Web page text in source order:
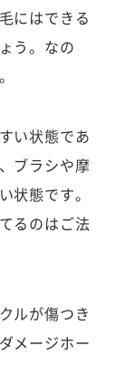
にはできる
う。なの
い状態であ
ブラシや摩
状態です。
るのはご法
ルが傷つき
メージホー